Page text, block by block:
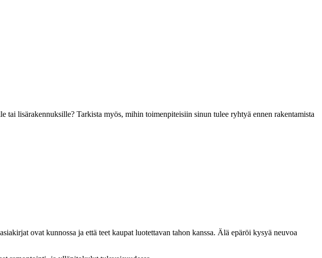
lisärakennuksille? Tarkista myös, mihin toimenpiteisiin sinun tulee ryhtyä ennen rakentamista
ovat kunnossa ja että teet kaupat luotettavan tahon kanssa. Älä epäröi kysyä neuvoa